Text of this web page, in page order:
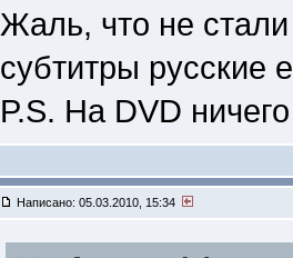
Жаль, что не стали
субтитры русские
P.S. На DVD
Написано: 05.03.2010, 15:34